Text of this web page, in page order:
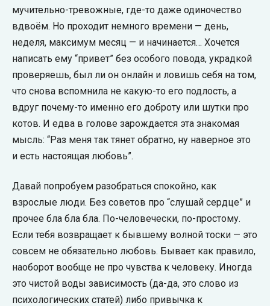
мучительно-тревожные, где-то даже одиночество
вдвоём. Но проходит немного времени — день,
неделя, максимум месяц — и начинается… Хочется
написать ему “привет” без особого повода, украдкой
проверяешь, был ли он онлайн и ловишь себя на том,
что снова вспомнила не какую-то его подлость, а
вдруг почему-то именно его доброту или шутки про
котов. И едва в голове зарождается эта знакомая
мысль: “Раз меня так тянет обратно, ну наверное это
и есть настоящая любовь”.
Давай попробуем разобраться спокойно, как
взрослые люди. Без советов про “слушай сердце” и
прочее бла бла бла. По-человечески, по-простому.
Если тебя возвращает к бывшему волной тоски — это
совсем не обязательно любовь. Бывает как правило,
наоборот вообще не про чувства к человеку. Иногда
это чистой воды зависимость (да-да, это слово из
психологических статей) либо привычка к